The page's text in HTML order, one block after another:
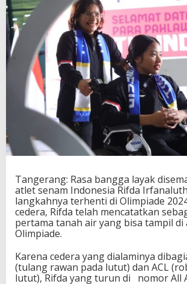
a
i
P
e
s
e
n
a
m
P
e
r
t
a
m
n
d
o
n
i
a
Tangerang: Rasa bangga layak
atlet senam Indonesia Rifda
langkahnya terhenti di Olimpiade
cedera, Rifda telah mencatatkan
pertama tanah air yang bisa tampil di
Olimpiade.
Karena cedera yang dialaminya
(tulang rawan pada lutut) dan ACL
lutut), Rifda yang turun di nomor All